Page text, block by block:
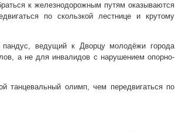
к железнодорожным путям оказываются
по скользкой лестнице и крутому
пандус, ведущий к Дворцу молодёжи города
а не для инвалидов с нарушением опорно-
танцевальный олимп, чем передвигаться по